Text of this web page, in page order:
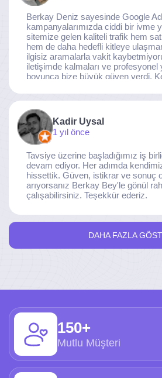
Berkay Deniz sayesinde Google
kampanyalarımızda ciddi bir ivme
sitemize gelen kaliteli trafik hem
hem de daha hedefli kitleye
ilgisiz aramalarla vakit
iletişimde kalmaları ve profesyonel
boyunca bize büyük güven verdi.
Kadir Uysal
1 yıl önce
Tavsiye üzerine başladığımız iş
devam ediyor. Her adımda
hissettik. Güven, istikrar ve sonuç
arıyorsanız Berkay Bey'le gönül
çalışabilirsiniz. Teşekkür ederiz.
DAHA FAZLA
150+
Mutlu Müşteri